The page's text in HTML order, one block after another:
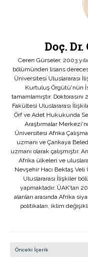
Doç.
Ceren Gürseler, 2003
bölümünden lisans
Üniversitesi Uluslararası
Kurtuluş Örgütü'nün
tamamlamıştır.
Fakültesi Uluslararası
Örf ve Adet Hukukunda
Araştırmalar
Üniversitesi Afrika
uzmanı ve Çankaya
uzmanı olarak çalışmıştır.
Afrika ülkeleri ve
Nevşehir Hacı Bektaş
Uluslararası İlişkiler
yapmaktadır. ÜAK’tan
alanları arasında Afrika
politikaları, iklim
Önceki İçerik